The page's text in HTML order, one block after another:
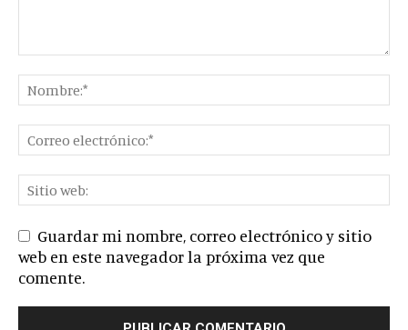
Guardar mi nombre, correo electrónico y sitio
web en este navegador la próxima vez que
comente.